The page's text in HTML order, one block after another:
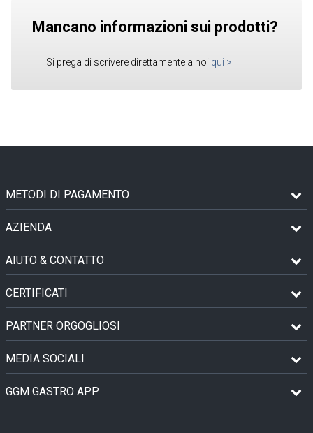
Mancano informazioni sui prodotti?
Si prega di scrivere direttamente a noi qui >
METODI DI PAGAMENTO
AZIENDA
AIUTO & CONTATTO
CERTIFICATI
PARTNER ORGOGLIOSI
MEDIA SOCIALI
GGM GASTRO APP